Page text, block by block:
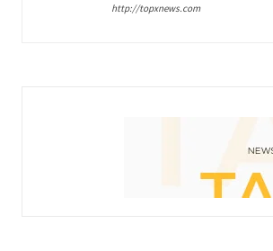
http://topxnews.com